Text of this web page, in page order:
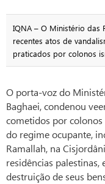
IQNA – O Ministério das
recentes atos de
praticados por colonos
O porta-voz do
Baghaei, condenou
cometidos por colonos
do regime ocupante,
Ramallah, na
residências
destruição de seus